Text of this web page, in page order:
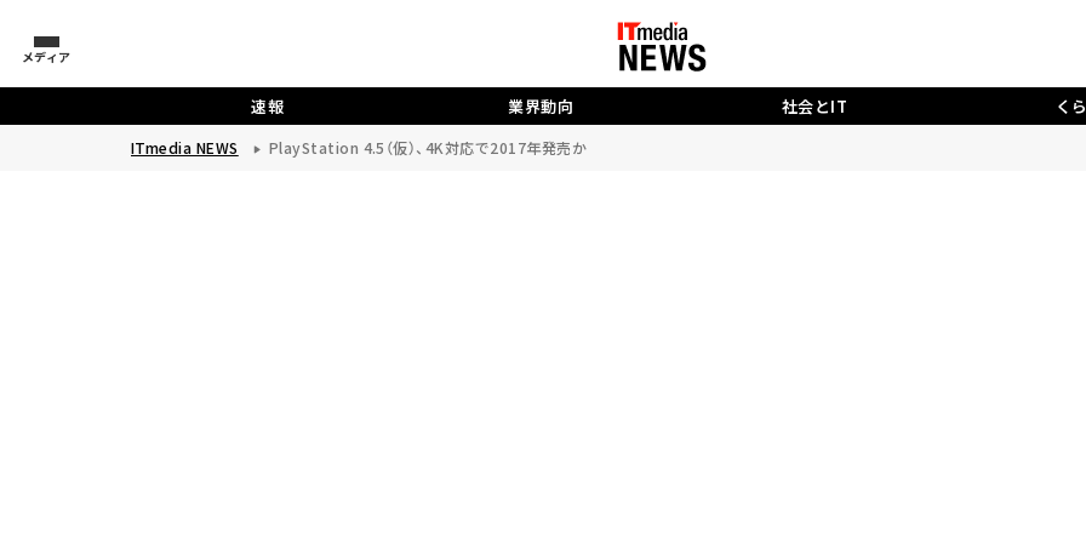
メディア
速報 業界動向 社会とIT く
ITmedia NEWS PlayStation 4.5（仮）、4K対応で2017年発売か